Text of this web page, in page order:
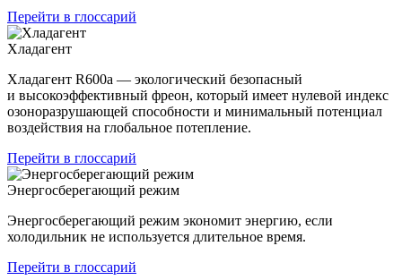
Перейти в глоссарий
Хладагент
Хладагент R600a — экологический безопасный
и высокоэффективный фреон, который имеет нулевой индекс
озоноразрушающей способности и минимальный потенциал
воздействия на глобальное потепление.
Перейти в глоссарий
Энергосберегающий режим
Энергосберегающий режим экономит энергию, если
холодильник не используется длительное время.
Перейти в глоссарий